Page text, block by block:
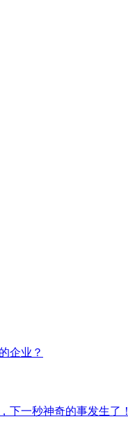
企业？
下一秒神奇的事发生了！